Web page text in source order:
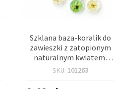
Szklana baza-koralik do
zawieszki z zatopionym
naturalnym kwiatem,
mieszane kolory, 12×11
biżuterii i rękodzieła
SKU: 101263